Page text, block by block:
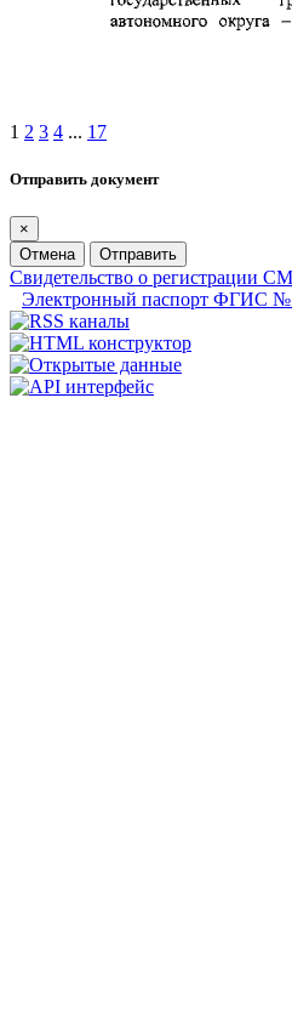
1 2 3 4 ... 17
Отправить документ
×
Отмена
Отправить
Свидетельство о регистрации
Электронный паспорт ФГИС